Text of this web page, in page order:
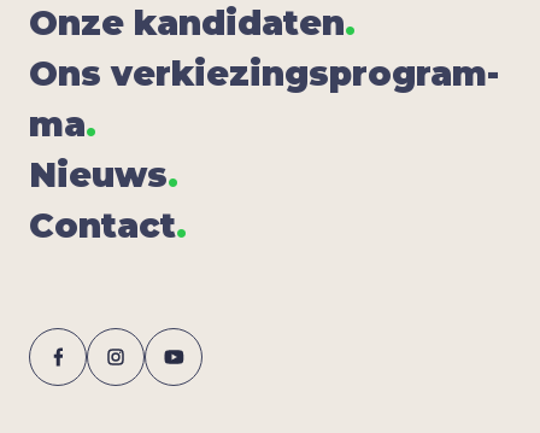
Onze kan­di­da­ten.
Ons ver­kie­zings­pro­gram­
ma.
Nieuws.
Con­tact.